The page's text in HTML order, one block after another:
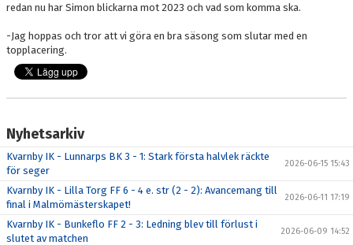
redan nu har Simon blickarna mot 2023 och vad som komma ska.
-Jag hoppas och tror att vi göra en bra säsong som slutar med en
topplacering.
Nyhetsarkiv
Kvarnby IK - Lunnarps BK 3 - 1: Stark första halvlek räckte
för seger
2026-06-15 15:43
Kvarnby IK - Lilla Torg FF 6 - 4 e. str (2 - 2): Avancemang till
final i Malmömästerskapet!
2026-06-11 17:19
Kvarnby IK - Bunkeflo FF 2 - 3: Ledning blev till förlust i
slutet av matchen
2026-06-09 14:52